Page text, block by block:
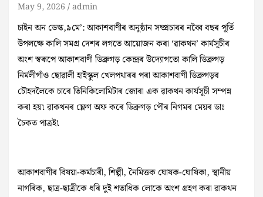
May 9, 2026 admin
চাইন অন ডেস্ক,৯মে’: আকাশবাণীৰ অনুষ্ঠান সম্প্ৰচাৰৰ নব্বৈ বছৰ পূৰ্তি
উপলক্ষে কালি সমগ্ৰ দেশৰ লগতে আয়োজন কৰা ‘ৱাকথন’ কাৰ্যসূচীৰ
অংশ স্বৰূপে আকাশবাণী ডিব্ৰুগড় কেন্দ্ৰৰ উদ্যোগতো কালি ডিব্ৰুগড়
নিৰ্মলীগাঁও ছোৱালী হাইস্কুল খেলপথাৰৰ পৰা আকাশবাণী ডিব্ৰুগড়ৰ
চৌহদলৈকে চাৰে তিনিকিলোমিটাৰ জোৰা এক ৱাকথন কাৰ্যসূচী সম্পন্ন
কৰা হয়৷ ৱাকথনৰ ফ্লেগ অফ কৰে ডিব্ৰুগড় পৌৰ নিগমৰ মেয়ৰ ডাঃ
চৈকত পাত্ৰই৷
আকাশবাণীৰ বিষয়া-কৰ্মচাৰী, শিল্পী, নৈমিত্তক ঘোষক-ঘোষিকা, স্থানীয়
নাগৰিক, ছাত্ৰ-ছাত্ৰীকে ধৰি দুই শতাধিক লোকে অংশ গ্ৰহণ কৰা ৱাকথন